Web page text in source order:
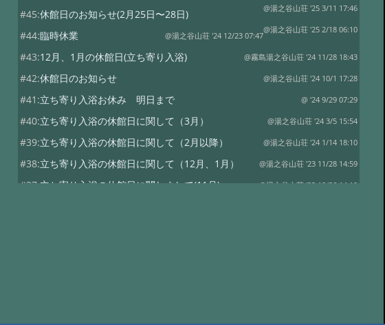
@湯之谷山荘 '25 3/11 17:46
#45:休館日のお知らせ(2月25日〜28日)
@湯之谷山荘 '25 2/18 06:10
#44:臨時休業 @湯之谷山荘 '24 12/23 07:47
#43:12月、1月の休館日(立ち寄り入浴) @霧島湯之谷山荘 '24 11/28 18:43
#42:休館日のお知らせ @湯之谷山荘 '24 10/1 17:28
#41:立ち寄り入浴お休み 明日まで @ '24 9/29 07:29
#40:立ち寄り入浴の休館日に関して（3月） @湯之谷山荘 '24 3/5 15:54
#39:立ち寄り入浴の休館日に関して（2月以降） @湯之谷山荘 '24 1/14 18:10
#38:立ち寄り入浴の休館日に関して（12月、1月） @湯之谷山荘 '23 11/28 14:59
#37:立ち寄り入浴の休館日に関しまして(11月) @湯之谷山荘 '23 10/26 14:19